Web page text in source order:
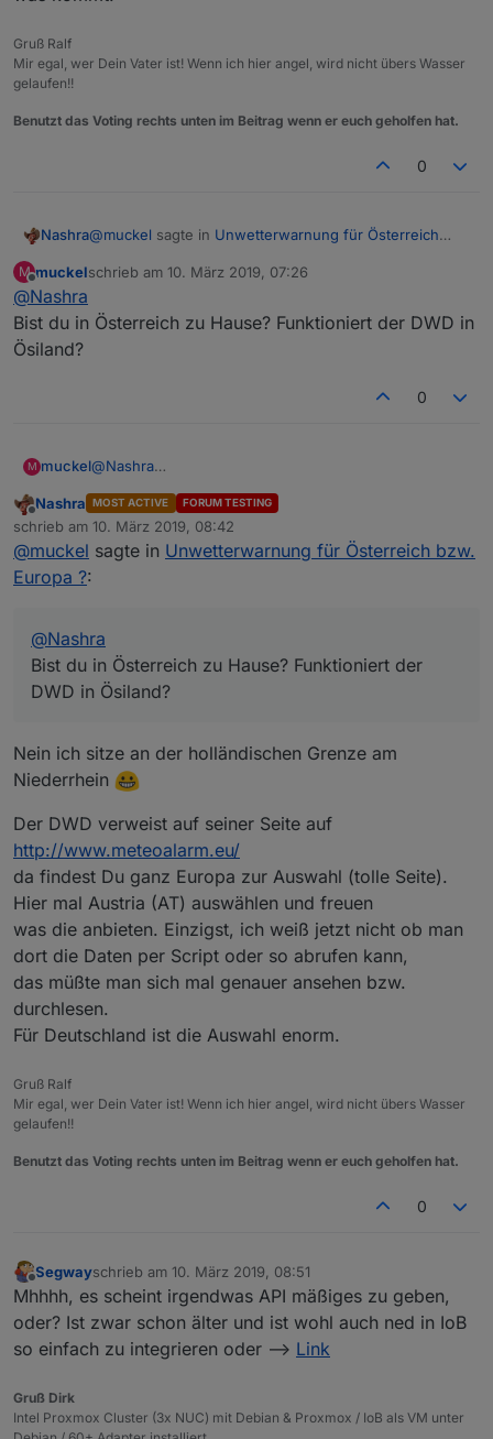
Gruß Ralf
Mir egal, wer Dein Vater ist! Wenn ich hier angel, wird nicht übers Wasser
gelaufen!!
Benutzt das Voting rechts unten im Beitrag wenn er euch geholfen hat.
0
Nashra@muckel sagte in Unwetterwarnung für Österreich
Früher wurde "Markantes" Wetter bei UWZ auch
Habe jetzt auch auf DWD umgestellt aber UWZ lasse
M
Offline
muckelschrieb am 10. März 2019, 07:26
zuletzt editiert von
@Nashra
Bist du in Österreich zu Hause? Funktioniert der DWD in
Ösiland?
0
M muckel@Nashra
in Ösiland?
Offline
Nashra MOST ACTIVE FORUM TESTING
schrieb am 10. März 2019, 08:42
zuletzt editiert von
@muckel sagte in Unwetterwarnung für Österreich bzw.
Europa ?:
@Nashra
Bist du in Österreich zu Hause? Funktioniert der
DWD in Ösiland?
Nein ich sitze an der holländischen Grenze am
Niederrhein
Der DWD verweist auf seiner Seite auf
http://www.meteoalarm.eu/
da findest Du ganz Europa zur Auswahl (tolle Seite).
Hier mal Austria (AT) auswählen und freuen
was die anbieten. Einzigst, ich weiß jetzt nicht ob man
dort die Daten per Script oder so abrufen kann,
das müßte man sich mal genauer ansehen bzw.
durchlesen.
Für Deutschland ist die Auswahl enorm.
Gruß Ralf
Mir egal, wer Dein Vater ist! Wenn ich hier angel, wird nicht übers Wasser
gelaufen!!
Benutzt das Voting rechts unten im Beitrag wenn er euch geholfen hat.
0
Offline
Segwayschrieb am 10. März 2019, 08:51
zuletzt editiert von
Mhhhh, es scheint irgendwas API mäßiges zu geben,
oder? Ist zwar schon älter und ist wohl auch ned in IoB
so einfach zu integrieren oder --> Link
Gruß Dirk
Intel Proxmox Cluster (3x NUC) mit Debian & Proxmox / IoB als VM unter